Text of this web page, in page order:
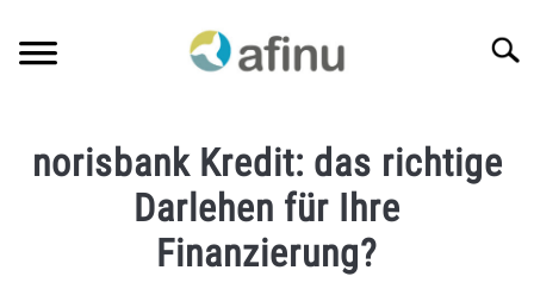
content
VERSICHERUNGSVERGLEICH
norisbank Kredit: das richtige
Darlehen für Ihre
Finanzierung?